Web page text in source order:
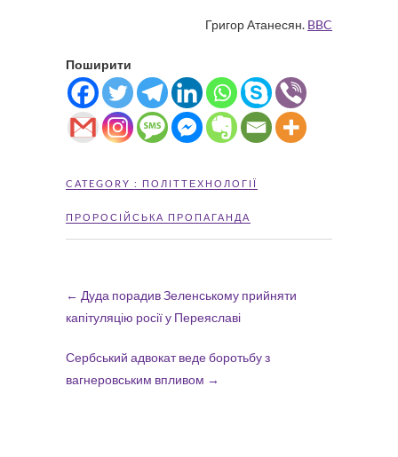
Григор Атанесян. BBC
Поширити
CATEGORY : ПОЛІТТЕХНОЛОГІЇ
ПРОРОСІЙСЬКА ПРОПАГАНДА
← Дуда порадив Зеленському прийняти
капітуляцію росії у Переяславі
Сербський адвокат веде боротьбу з
вагнеровським впливом →